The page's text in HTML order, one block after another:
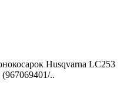
Husqvarna LC253
..